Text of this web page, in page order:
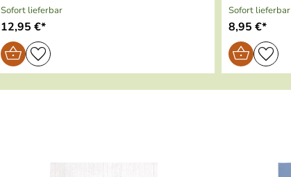
Sofort lieferbar
12,95 €*
Sofort lieferbar
8,95 €*